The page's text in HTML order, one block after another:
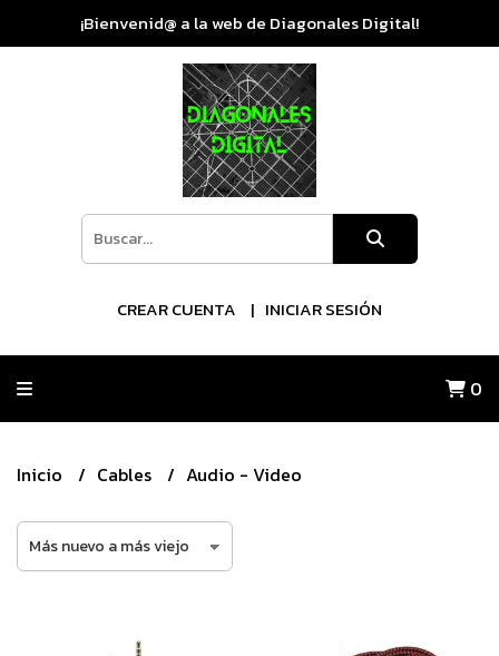
¡Bienvenid@ a la web de Diagonales Digital!
CREAR CUENTA INICIAR SESIÓN
0
Inicio Cables Audio - Video